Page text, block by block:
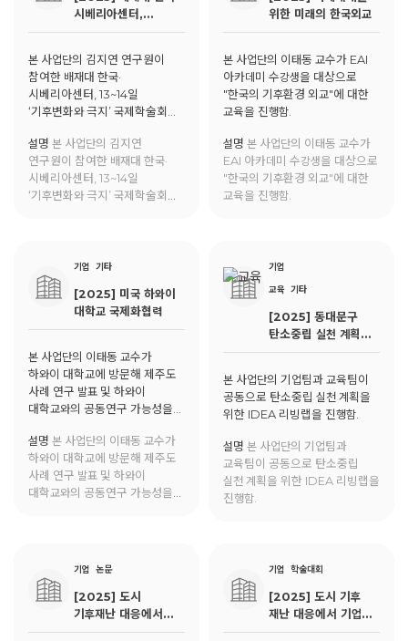
시베리아센터,
13~14일 ‘기후변화와
개최
본 사업단의 김지연 연구원이
참여한 배재대 한국·
시베리아센터, 13~14일
‘기후변화와 극지’ 국제학술회의
한국대학신문에 게재됨.
설명 본 사업단의 김지연
연구원이 참여한 배재대 한국·
시베리아센터, 13~14일
‘기후변화와 극지’ 국제학술회의
위한 미래의 한국외교
본 사업단의 이태동 교수가 EAI
아카데미 수강생을 대상으로
"한국의 기후환경 외교"에 대한
교육을 진행함.
설명 본 사업단의 이태동 교수가
EAI 아카데미 수강생을 대상으로
"한국의 기후환경 외교"에 대한
교육을 진행함.
기업 기타
[2025] 미국 하와이
대학교 국제화협력
본 사업단의 이태동 교수가
하와이 대학교에 방문해 제주도
사례 연구 발표 및 하와이
대학교와의 공동연구 가능성을
설명 본 사업단의 이태동 교수가
하와이 대학교에 방문해 제주도
사례 연구 발표 및 하와이
대학교와의 공동연구 가능성을
기업
교육 기타
[2025] 동대문구
탄소중립 실천 계획
IDEA Living Lab
본 사업단의 기업팀과 교육팀이
공동으로 탄소중립 실천 계획을
위한 IDEA 리빙랩을 진행함.
설명 본 사업단의 기업팀과
교육팀이 공동으로 탄소중립
실천 계획을 위한 IDEA 리빙랩을
진행함.
기업 논문
[2025] 도시
기후재난 대응에서
기업의 협력적
기업 학술대회
[2025] 도시 기후
재난 대응에서 기업의
역할: 글로벌 사례와